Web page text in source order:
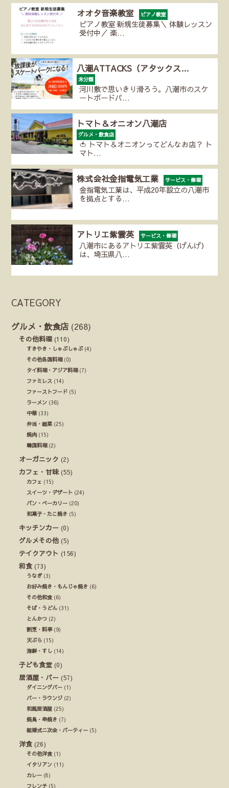
オオタ音楽教室 ピアノ教室
ピアノ教室 新規生徒募集＼ 体験レッスン
受付中／ 楽…
八潮ATTACKS（アタックス…
未分類
河川敷で思いきり滑ろう。八潮市のスケ
ートボードパ…
トマト＆オニオン八潮店
グルメ・飲食店
🍅 トマト＆オニオンってどんなお店？ ト
マト…
株式会社金指電気工業 サービス・修理
金指電気工業は、平成20年設立の八潮市
を拠点とする…
アトリエ紫雲英 サービス・修理
八潮市にあるアトリエ紫雲英（げんげ）
は、埼玉県八…
CATEGORY
グルメ・飲食店 (268)
その他料理 (110)
すきやき・しゃぶしゃぶ(4)
その他各国料理(0)
タイ料理・アジア料理(7)
ファミレス (14)
ファーストフード (5)
ラーメン (36)
中華(33)
弁当・総菜 (25)
焼肉 (15)
韓国料理(2)
オーガニック (2)
カフェ・甘味(55)
カフェ (15)
スイーツ・デザート (24)
パン・ベーカリー (20)
和菓子・たこ焼き (5)
キッチンカー (0)
グルメその他 (5)
テイクアウト (156)
和食 (73)
うなぎ(3)
お好み焼き・もんじゃ焼き (6)
その他和食(6)
そば・うどん (31)
とんかつ (2)
割烹・料亭(9)
天ぷら (15)
海鮮・すし (14)
子ども食堂 (0)
居酒屋・バー (57)
ダイニングバー (1)
バー・ラウンジ (2)
和風居酒屋 (25)
焼鳥・串焼き (7)
結婚式ニ次会・パーティー (5)
洋食 (26)
その他洋食(1)
イタリアン (11)
カレー (8)
フレンチ (5)